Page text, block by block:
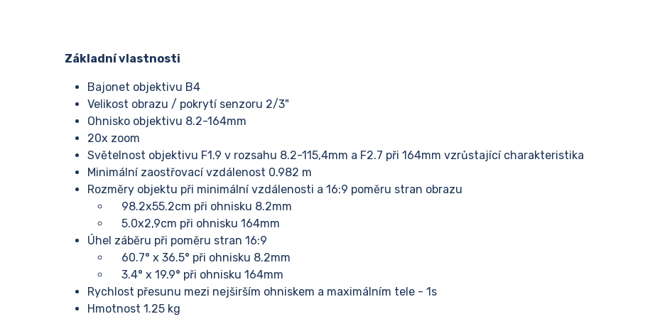
Základní vlastnosti
Bajonet objektivu B4
Velikost obrazu / pokrytí senzoru 2/3"
Ohnisko objektivu 8.2-164mm
20x zoom
Světelnost objektivu F1.9 v rozsahu 8.2-115,4mm a F2.7 při 164mm vzrůstající charakteristika
Minimální zaostřovací vzdálenost 0.982 m
Rozměry objektu při minimální vzdálenosti a 16:9 poměru stran obrazu
98.2x55.2cm při ohnisku 8.2mm
5.0x2,9cm při ohnisku 164mm
Úhel záběru při poměru stran 16:9
60.7° x 36.5° při ohnisku 8.2mm
3.4° x 19.9° při ohnisku 164mm
Rychlost přesunu mezi nejširším ohniskem a maximálním tele - 1s
Hmotnost 1.25 kg